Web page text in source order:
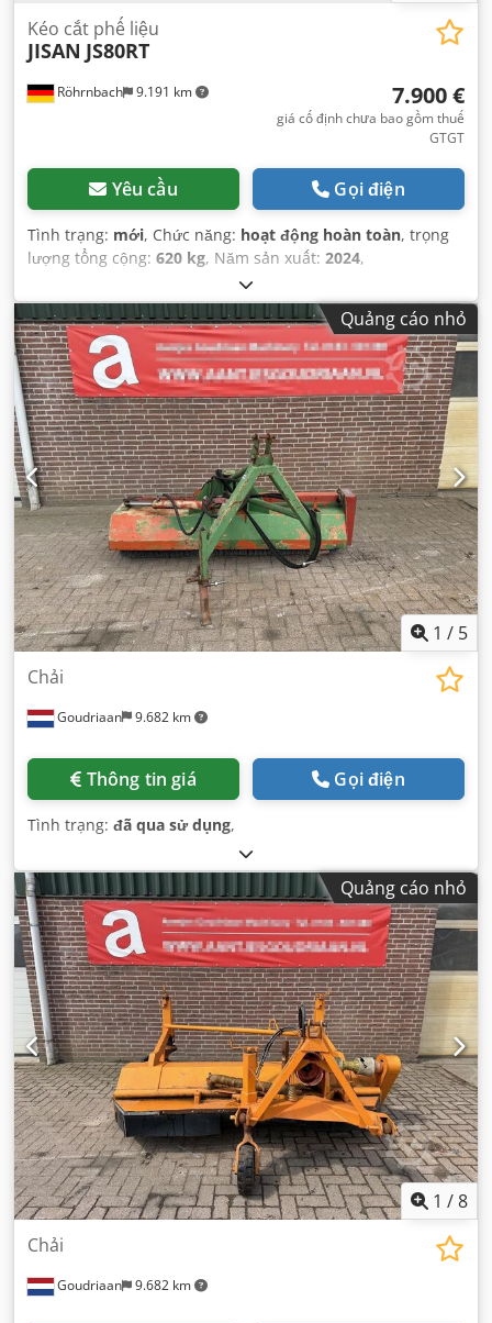
Röhrnbach 9.191 km
Kéo cắt phế liệu
JISAN JS80RT
7.900 €
giá cố định chưa bao gồm thuế
GTGT
Yêu cầu Gọi điện
Tình trạng: mới, Chức năng: hoạt động hoàn toàn, trọng
lượng tổng cộng: 620 kg, Năm sản xuất: 2024,
Quảng cáo nhỏ
1 / 5
Goudriaan 9.682 km
Chải
Thông tin giá Gọi điện
Tình trạng: đã qua sử dụng,
Quảng cáo nhỏ
1 /8
Goudriaan 9.682 km
Chải